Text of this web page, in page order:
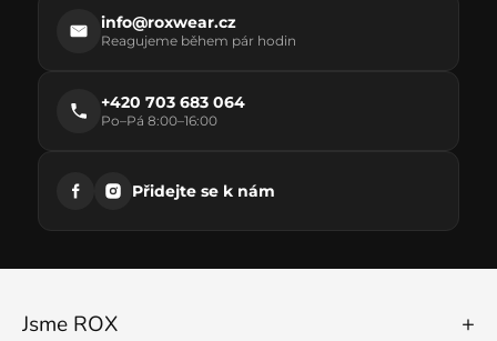
info@roxwear.cz
Reagujeme během pár hodin
+420 703 683 064
Po–Pá 8:00–16:00
Přidejte se k nám
Jsme ROX